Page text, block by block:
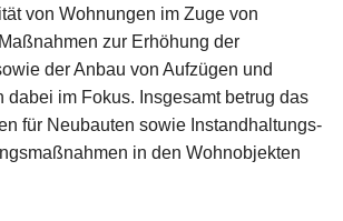
von Wohnungen im Zuge von
zur Erhöhung der
der Anbau von Aufzügen und
dabei im Fokus. Insgesamt betrug das
für Neubauten sowie Instandhaltungs-
in den Wohnobjekten